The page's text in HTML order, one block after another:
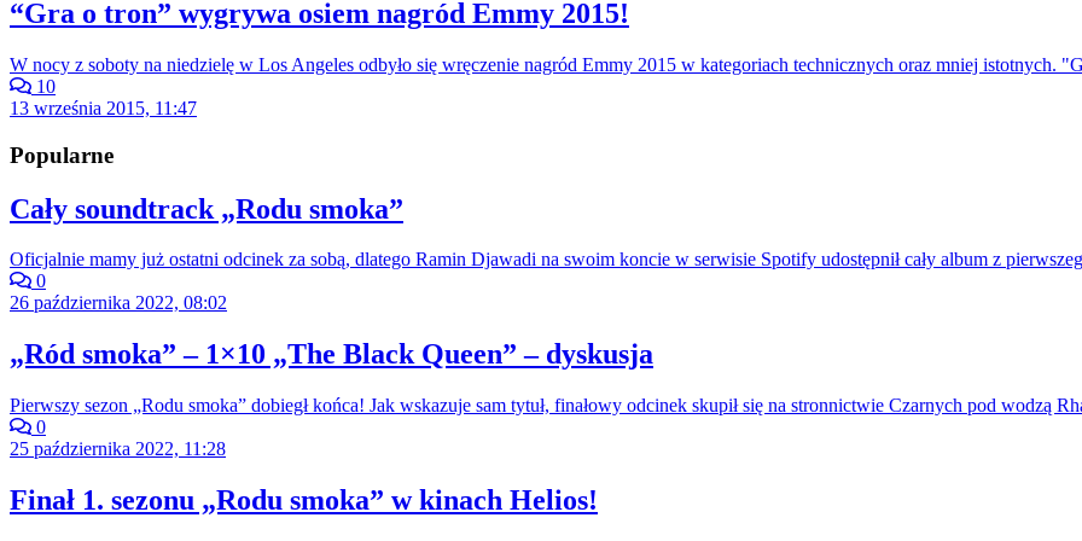
“Gra o tron” wygrywa osiem nagród Emmy 2015!
W nocy z soboty na niedzielę w Los Angeles odbyło się wręczenie nagród Emmy 2015 w kategoriach technicznych oraz mniej istotnych.
10
13 września 2015, 11:47
Popularne
Cały soundtrack „Rodu smoka”
Oficjalnie mamy już ostatni odcinek za sobą, dlatego Ramin Djawadi na swoim koncie w serwisie Spotify udostępnił cały album z
0
26 października 2022, 08:02
„Ród smoka” – 1×10 „The Black Queen” – dyskusja
Pierwszy sezon „Rodu smoka” dobiegł końca! Jak wskazuje sam tytuł, finałowy odcinek skupił się na stronnictwie Czarnych pod wodzą
0
25 października 2022, 11:28
Finał 1. sezonu „Rodu smoka” w kinach Helios!